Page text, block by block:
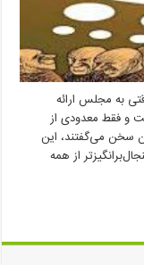
به مجلس ارائه
و فقط معدودی از
آن سخن می‌گفتند، این
از همه